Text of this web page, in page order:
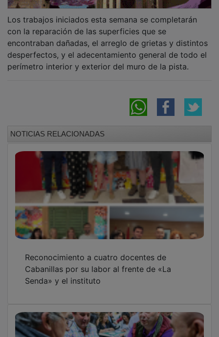
con la reparación de las superficies que se
encontraban dañadas, el arreglo de grietas y distintos
desperfectos, y el adecentamiento general de todo el
perímetro interior y exterior del muro de la pista.
Cabanillas por su labor al frente de «La
Senda» y el instituto